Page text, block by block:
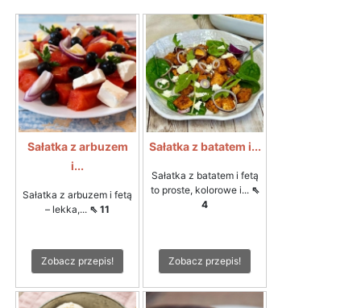
Sałatka z arbuzem
i...
Sałatka z arbuzem i fetą
– lekka,... ⇖ 11
Zobacz przepis!
Sałatka z batatem i...
Sałatka z batatem i fetą
to proste, kolorowe i... ⇖
4
Zobacz przepis!